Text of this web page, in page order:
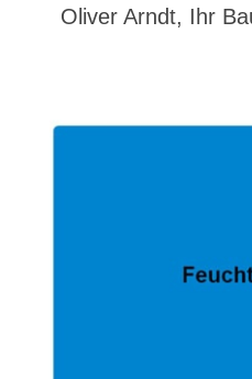
Oliver Arndt, Ihr